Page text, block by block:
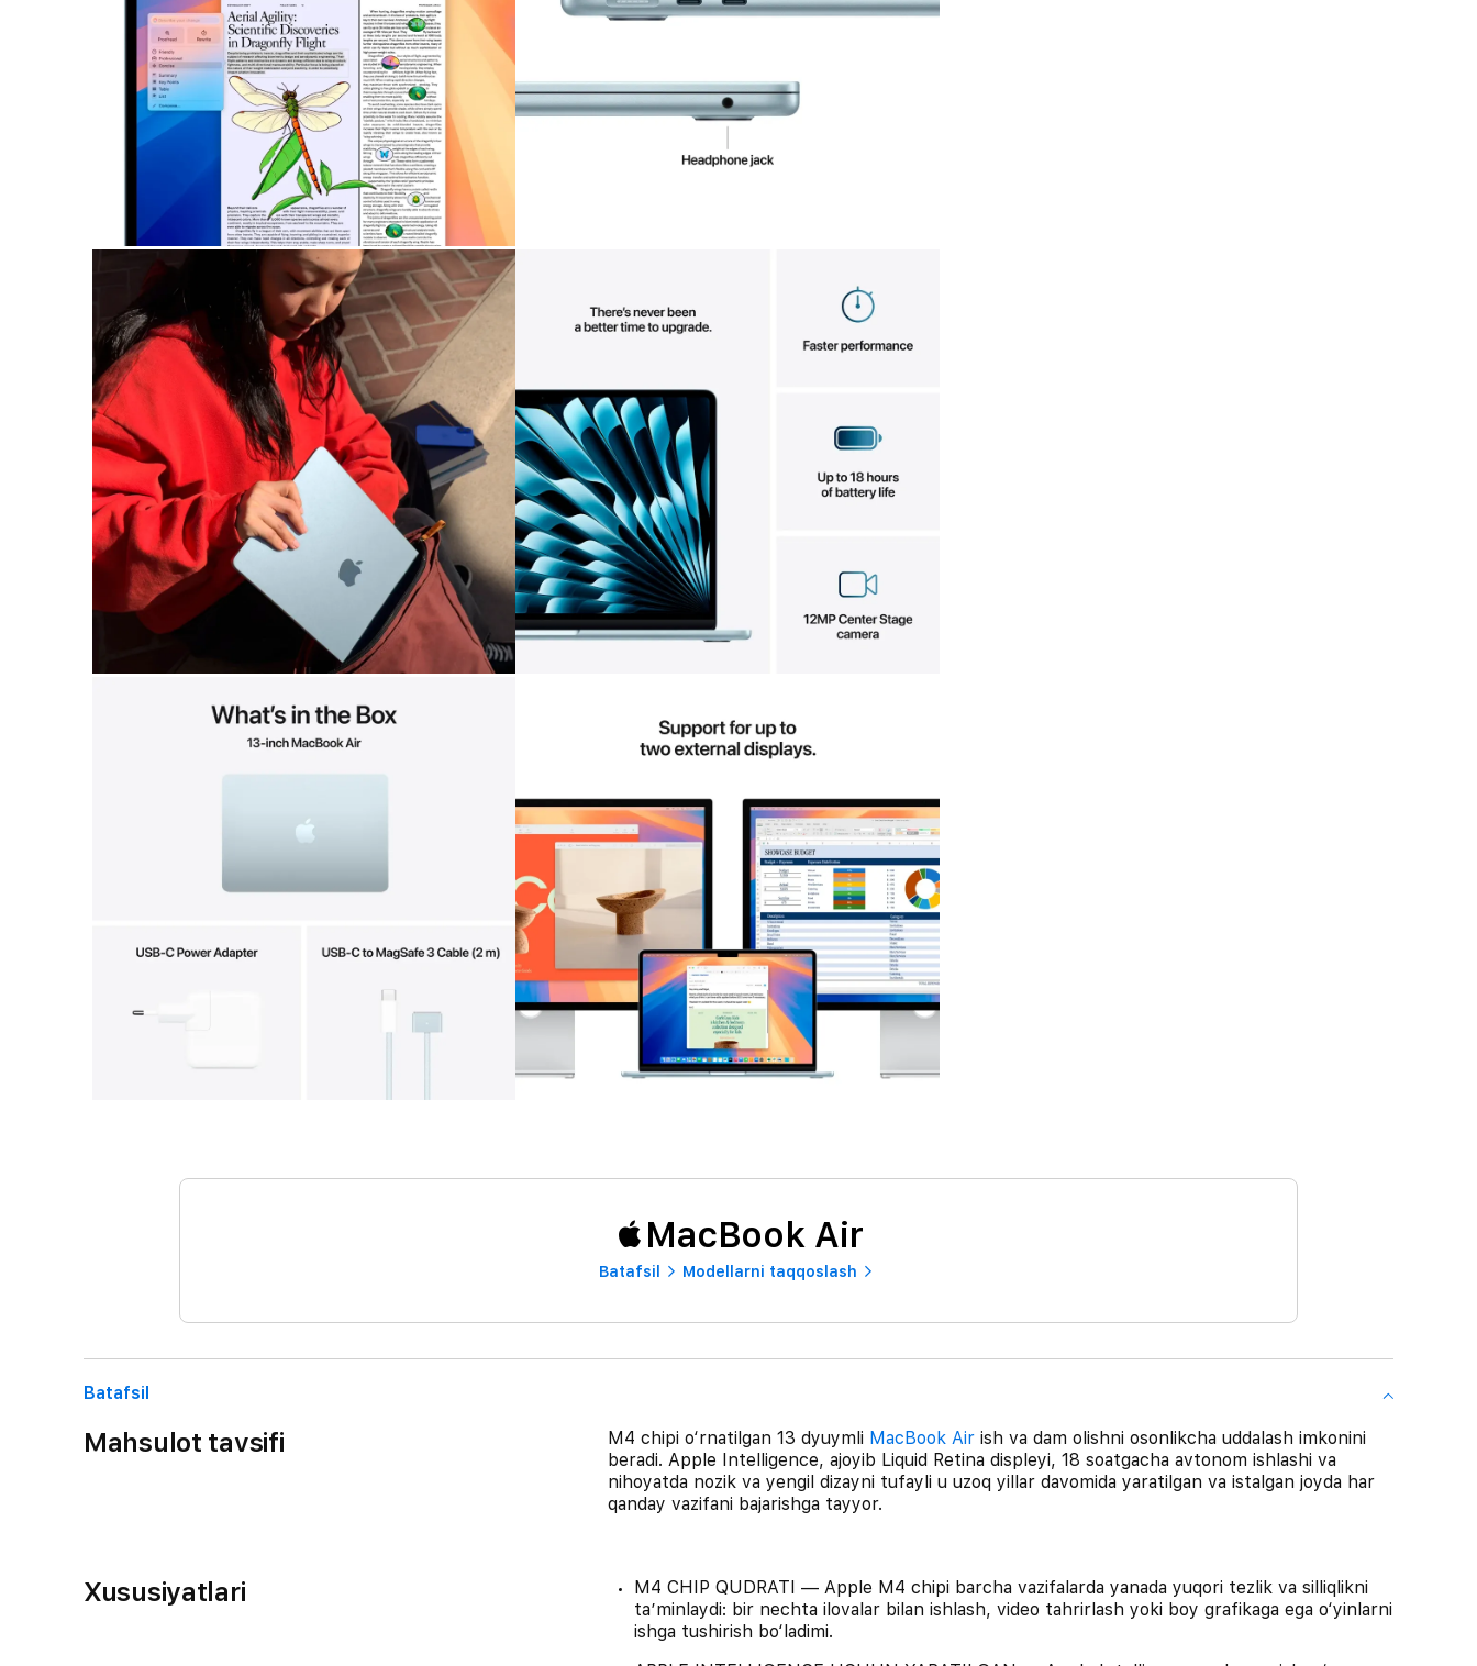
MacBook Air
Batafsil Modellarni taqqoslash
Batafsil
Mahsulot tavsifi M4 chipi o‘rnatilgan 13 dyuymli MacBook Airish va dam olishni osonlikcha uddalash imkonini
beradi. Apple Intelligence, ajoyib Liquid Retina displeyi, 18 soatgacha avtonom ishlashi va
nihoyatda nozik va yengil dizayni tufayli u uzoq yillar davomida yaratilgan va istalgan joyda har
qanday vazifani bajarishga tayyor.
Xususiyatlari
M4 CHIP QUDRATI — Apple M4 chipi barcha vazifalarda yanada yuqori tezlik va silliqlikni
taʼminlaydi: bir nechta ilovalar bilan ishlash, video tahrirlash yoki boy grafikaga ega o‘yinlarni
ishga tushirish bo‘ladimi.